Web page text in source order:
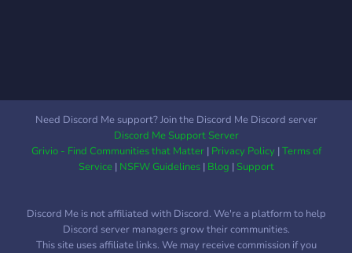
Need Discord Me support? Join the Discord Me Discord server
Discord Me Support Server
Grivio - Find Communities that Matter| Privacy Policy|Terms of
Service| NSFW Guidelines| Blog |Support
Discord Me is not affiliated with Discord. We're a platform to help
Discord server managers grow their communities.
This site uses affiliate links. We may receive commission if you